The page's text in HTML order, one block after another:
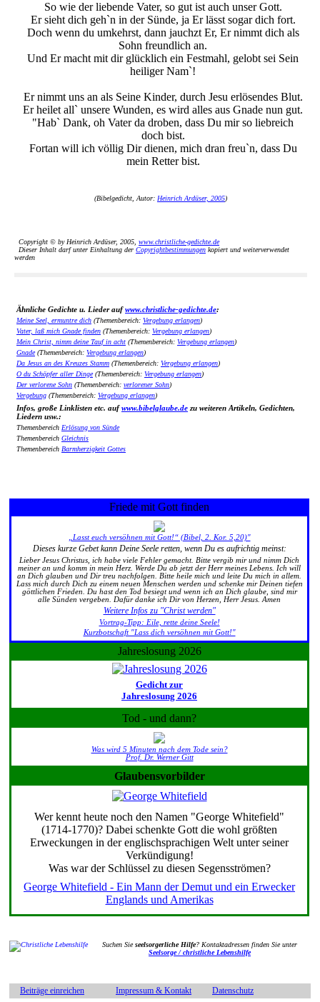
So wie der liebende Vater, so gut ist auch unser Gott.
Er sieht dich geh`n in der Sünde, ja Er lässt sogar dich fort.
Doch wenn du umkehrst, dann jauchzt Er, Er nimmt dich als
Sohn freundlich an.
Und Er macht mit dir glücklich ein Festmahl, gelobt sei Sein
heiliger Nam`!
Er nimmt uns an als Seine Kinder, durch Jesu erlösendes Blut.
Er heilet all` unsere Wunden, es wird alles aus Gnade nun gut.
"Hab` Dank, oh Vater da droben, dass Du mir so liebreich
doch bist.
Fortan will ich völlig Dir dienen, mich dran freu`n, dass Du
mein Retter bist.
(Bibelgedicht, Autor: Heinrich Ardüser, 2005)
Copyright © by Heinrich Ardüser, 2005, www.christliche-gedichte.de
Dieser Inhalt darf unter Einhaltung der Copyrightbestimmungen kopiert und weiterverwendet
werden
Ähnliche Gedichte u. Lieder aufwww.christliche-gedichte.de:
Meine Seel, ermuntre dich (Themenbereich: Vergebung erlangen)
Vater, laß mich Gnade finden (Themenbereich: Vergebung erlangen)
Mein Christ, nimm deine Tauf in acht (Themenbereich: Vergebung erlangen)
Gnade(Themenbereich: Vergebung erlangen)
Da Jesus an des Kreuzes Stamm (Themenbereich: Vergebung erlangen)
O du Schöpfer aller Dinge(Themenbereich: Vergebung erlangen)
Der verlorene Sohn (Themenbereich: verlorener Sohn)
Vergebung (Themenbereich: Vergebung erlangen)
Infos, große Linklisten etc. aufwww.bibelglaube.de zu weiteren Artikeln, Gedichten,
Liedern usw.:
Themenbereich Erlösung von Sünde
Themenbereich Gleichnis
Themenbereich Barmherzigkeit Gottes
Friede mit Gott finden
„Lasst euch versöhnen mit Gott!“ (Bibel, 2. Kor. 5,20)"
Dieses kurze Gebet kann Deine Seele retten, wenn Du es aufrichtig meinst:
Lieber Jesus Christus, ich habe viele Fehler gemacht. Bitte vergib mir und nimm Dich
meiner an und komm in mein Herz. Werde Du ab jetzt der Herr meines Lebens. Ich will
an Dich glauben und Dir treu nachfolgen. Bitte heile mich und leite Du mich in allem.
Lass mich durch Dich zu einem neuen Menschen werden und schenke mir Deinen tiefen
göttlichen Frieden. Du hast den Tod besiegt und wenn ich an Dich glaube, sind mir
alle Sünden vergeben. Dafür danke ich Dir von Herzen, Herr Jesus. Amen
Weitere Infos zu "Christ werden"
Vortrag-Tipp: Eile, rette deine Seele!
Kurzbotschaft "Lass dich versöhnen mit Gott!"
Jahreslosung 2026
Gedicht zur
Jahreslosung 2026
Tod - und dann?
Was wird 5 Minuten nach dem Tode sein?
Prof. Dr. Werner Gitt
Glaubensvorbilder
Wer kennt heute noch den Namen "George Whitefield"
(1714-1770)? Dabei schenkte Gott die wohl größten
Erweckungen in der englischsprachigen Welt unter seiner
Verkündigung!
Was war der Schlüssel zu diesen Segensströmen?
George Whitefield - Ein Mann der Demut und ein Erwecker
Englands und Amerikas
Suchen Sieseelsorgerliche Hilfe? Kontaktadressen finden Sie unter
Seelsorge / christliche Lebenshilfe
Beiträge einreichen Impressum & Kontakt Datenschutz